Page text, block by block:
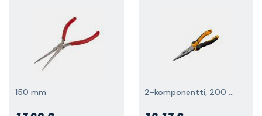
150 mm 2-komponentti, 200 mm